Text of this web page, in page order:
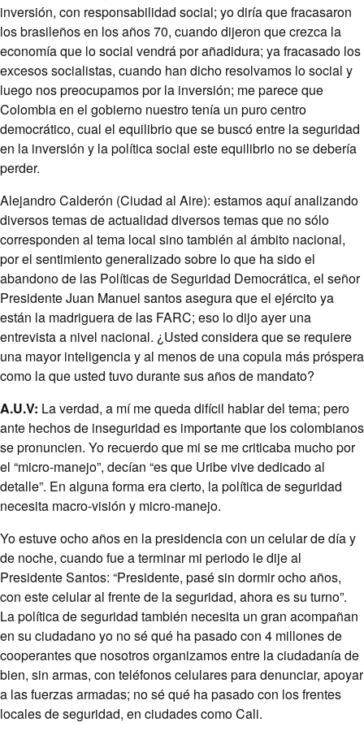
inversión, con responsabilidad social; yo diría que fracasaron
los brasileños en los años 70, cuando dijeron que crezca la
economía que lo social vendrá por añadidura; ya fracasado los
excesos socialistas, cuando han dicho resolvamos lo social y
luego nos preocupamos por la inversión; me parece que
Colombia en el gobierno nuestro tenía un puro centro
democrático, cual el equilibrio que se buscó entre la seguridad
en la inversión y la política social este equilibrio no se debería
perder.
Alejandro Calderón (Ciudad al Aire): estamos aquí analizando
diversos temas de actualidad diversos temas que no sólo
corresponden al tema local sino también al ámbito nacional,
por el sentimiento generalizado sobre lo que ha sido el
abandono de las Políticas de Seguridad Democrática, el señor
Presidente Juan Manuel santos asegura que el ejército ya
están la madriguera de las FARC; eso lo dijo ayer una
entrevista a nivel nacional. ¿Usted considera que se requiere
una mayor inteligencia y al menos de una copula más próspera
como la que usted tuvo durante sus años de mandato?
A.U.V: La verdad, a mí me queda difícil hablar del tema; pero
ante hechos de inseguridad es importante que los colombianos
se pronuncien. Yo recuerdo que mi se me criticaba mucho por
el “micro-manejo”, decían “es que Uribe vive dedicado al
detalle”. En alguna forma era cierto, la política de seguridad
necesita macro-visión y micro-manejo.
Yo estuve ocho años en la presidencia con un celular de día y
de noche, cuando fue a terminar mi periodo le dije al
Presidente Santos: “Presidente, pasé sin dormir ocho años,
con este celular al frente de la seguridad, ahora es su turno”.
La política de seguridad también necesita un gran acompañan
en su ciudadano yo no sé qué ha pasado con 4 millones de
cooperantes que nosotros organizamos entre la ciudadanía de
bien, sin armas, con teléfonos celulares para denunciar, apoyar
a las fuerzas armadas; no sé qué ha pasado con los frentes
locales de seguridad, en ciudades como Cali.